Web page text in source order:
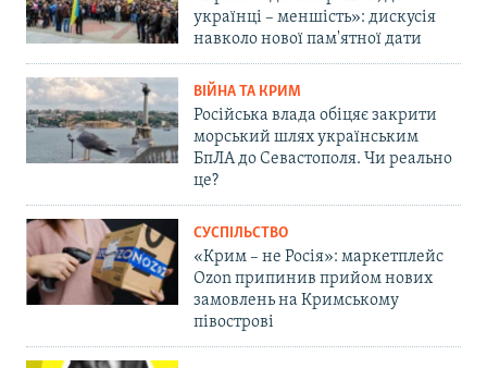
українці – меншість»: дискусія
навколо нової пам'ятної дати
ВІЙНА ТА КРИМ
Російська влада обіцяє закрити
морський шлях українським
БпЛА до Севастополя. Чи реально
це?
СУСПІЛЬСТВО
«Крим – не Росія»: маркетплейс
Ozon припинив прийом нових
замовлень на Кримському
півострові